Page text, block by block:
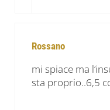
Rossano
mi spiace ma
sta proprio..6,5